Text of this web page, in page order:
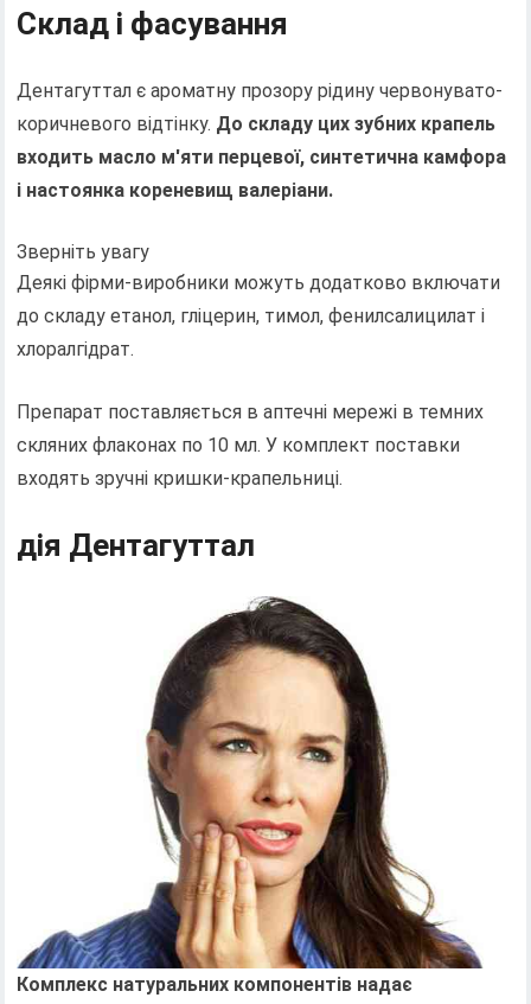
Склад і фасування
Дентагуттал є ароматну прозору рідину червонувато-
коричневого відтінку. До складу цих зубних крапель
входить масло м'яти перцевої, синтетична камфора
і настоянка кореневищ валеріани.
Зверніть увагу
Деякі фірми-виробники можуть додатково включати
до складу етанол, гліцерин, тимол, фенилсалицилат і
хлоралгідрат.
Препарат поставляється в аптечні мережі в темних
скляних флаконах по 10 мл. У комплект поставки
входять зручні кришки-крапельниці.
дія Дентагуттал
Комплекс натуральних компонентів надає